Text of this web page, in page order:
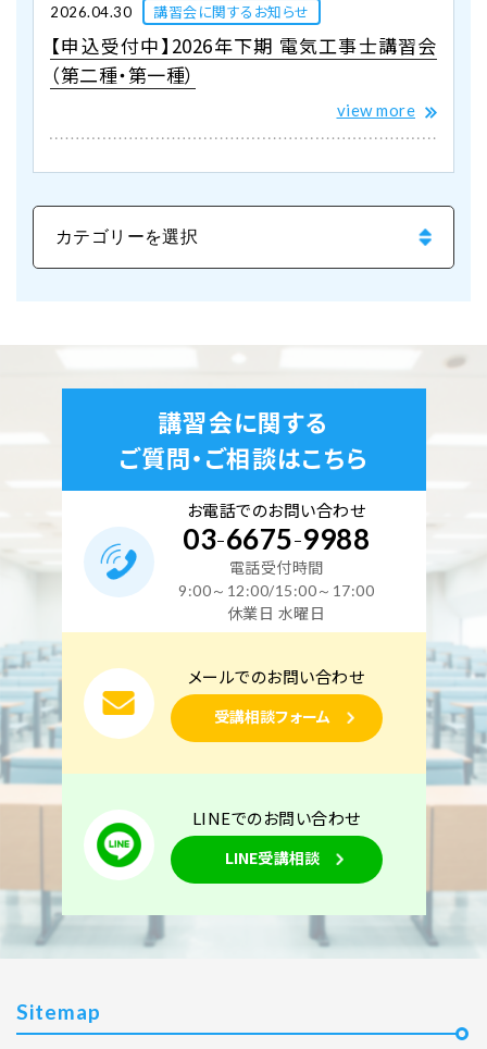
2026.04.30 講習会に関するお知らせ
【申込受付中】2026年下期 電気工事士講習会
（第二種・第一種）
view more
講習会に関する
ご質問・ご相談はこちら
お電話でのお問い合わせ
03-6675-9988
電話受付時間
9:00～12:00/15:00～17:00
休業日 水曜日
メールでのお問い合わせ
受講相談フォーム
LINEでのお問い合わせ
LINE受講相談
Sitemap